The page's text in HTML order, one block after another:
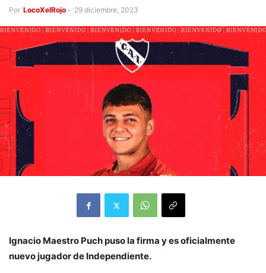
Por LocoXelRojo - 29 diciembre, 2023
Ignacio Maestro Puch puso la firma y es oficialmente
nuevo jugador de Independiente.